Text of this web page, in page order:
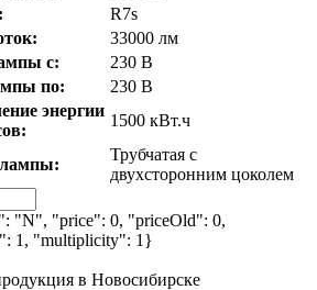
R7s
33000 лм
с:
230 В
по:
230 В
энергии
1500 кВт.ч
Трубчатая с
двухсторонним цоколем
"N", "price": 0, "priceOld": 0,
1, "multiplicity": 1}
в Новосибирске